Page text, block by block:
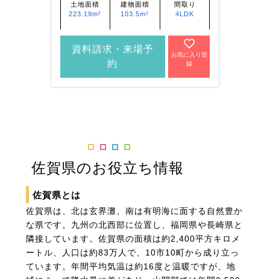
土地面積
223.19m²
建物面積
103.5m²
間取り
4LDK
資料請求・来場予
約
お気に入り登
録
佐賀県のお役立ち情報
佐賀県とは
佐賀県は、北は玄界灘、南は有明海に面する自然豊か
な県です。九州の北西部に位置し、福岡県や長崎県と
隣接しています。佐賀県の面積は約2,400平方キロメ
ートル、人口は約83万人で、10市10町から成り立っ
ています。年間平均気温は約16度と温暖ですが、地